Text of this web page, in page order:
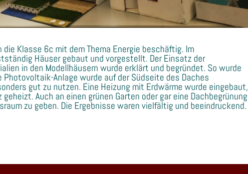
Klasse 6c mit dem Thema Energie beschäftig. Im
Häuser gebaut und vorgestellt. Der Einsatz der
in den Modellhäusern wurde erklärt und begründet. So wurde
Photovoltaik-Anlage wurde auf der Südseite des Daches
gut zu nutzen. Eine Heizung mit Erdwärme wurde eingebaut,
Auch an einen grünen Garten oder gar eine Dachbegrünung
zu geben. Die Ergebnisse waren vielfältig und beeindruckend.